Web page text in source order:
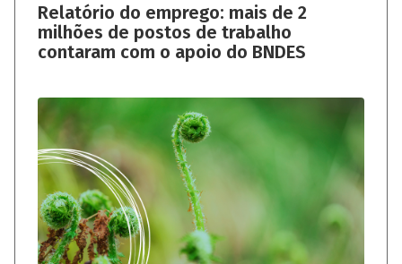
Relatório do emprego: mais de 2
milhões de postos de trabalho
contaram com o apoio do BNDES